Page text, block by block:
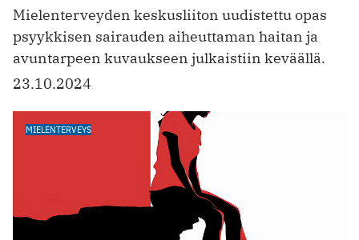
Mielenterveyden keskusliiton uudistettu opas
psyykkisen sairauden aiheuttaman haitan ja
avuntarpeen kuvaukseen julkaistiin keväällä.
23.10.2024
MIELENTERVEYS